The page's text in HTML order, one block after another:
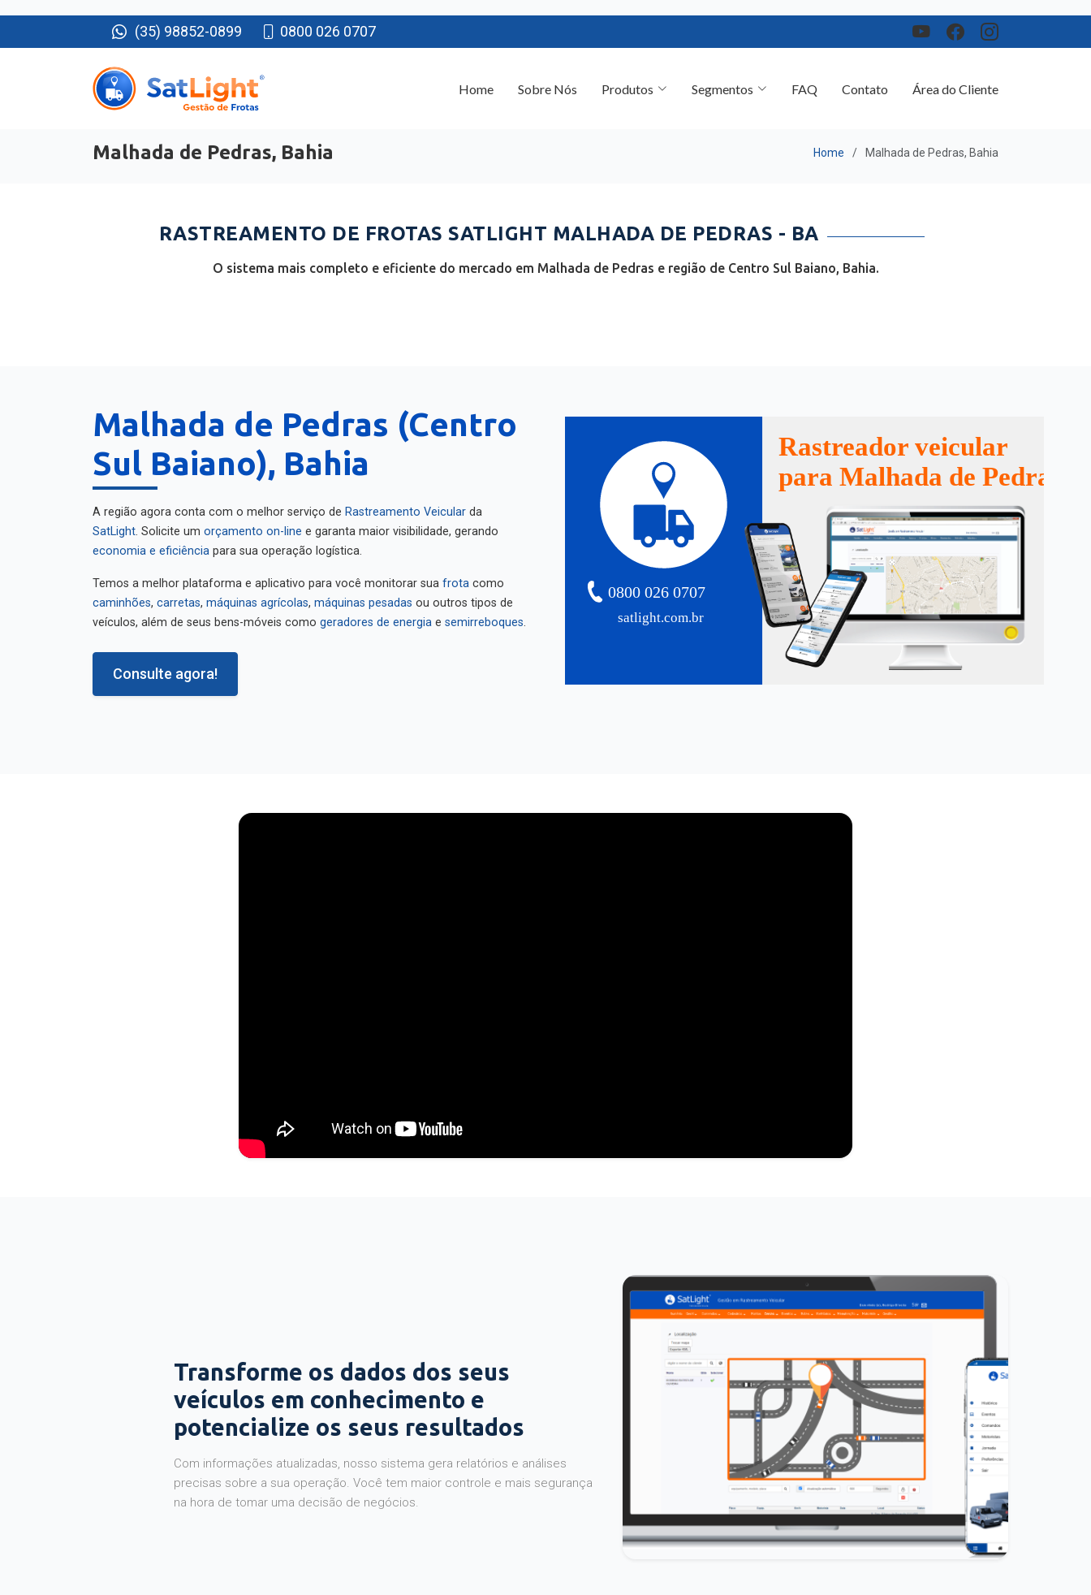
(35) 98852-0899 0800 026 0707
Malhada de Pedras, Bahia
RASTREAMENTO DE FROTAS SATLIGHT MALHADA DE PEDRAS - BA
O sistema mais completo e eficiente do mercado em Malhada de Pedras e região de Centro Sul Baiano, Bahia.
Malhada de Pedras (Centro
Sul Baiano), Bahia
A região agora conta com o melhor serviço de Rastreamento Veicular
da
SatLight
. Solicite um orçamento on-line
e garanta maior visibilidade, gerando
economia e eficiência
para sua operação logística.
Temos a melhor plataforma e aplicativo para você monitorar sua frota
caminhões
máquinas agrícolas máquinas pesadas
ou outros tipos de
veículos, além de seus bens-móveis como
geradores de energia semirreboques
Consulte agora!
satlight.com.br
0800 026 0707
Rastreador veicular
para Malhada de Pedras
Transforme os dados dos seus
veículos em conhecimento e
potencialize os seus resultados
Com informações atualizadas, nosso sistema gera relatórios e análises
precisas sobre a sua operação. Você tem maior controle e mais segurança
na hora de tomar uma decisão de negócios.